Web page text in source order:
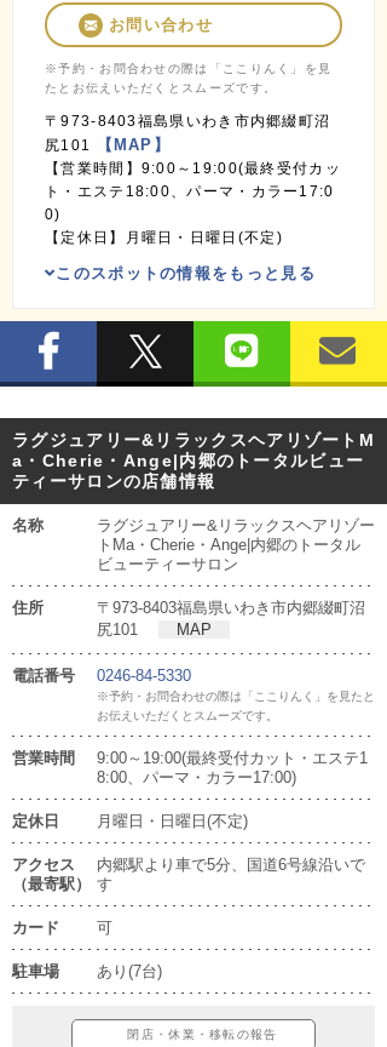
お問い合わせ
※予約・お問合わせの際は「ここりんく」を見
たとお伝えいただくとスムーズです。
〒973-8403福島県いわき市内郷綴町沼
尻101
【MAP】
【営業時間】9:00～19:00(最終受付カッ
ト・エステ18:00、パーマ・カラー17:0
0)
【定休日】月曜日・日曜日(不定)
このスポットの情報をもっと見る
ラグジュアリー&リラックスヘアリゾートM
a・Cherie・Ange|内郷のトータルビュー
ティーサロンの店舗情報
名称
ラグジュアリー&リラックスヘアリゾー
トMa・Cherie・Ange|内郷のトータル
ビューティーサロン
住所
〒973-8403福島県いわき市内郷綴町沼
尻101
MAP
電話番号 0246-84-5330
※予約・お問合わせの際は「ここりんく」を見たと
お伝えいただくとスムーズです。
営業時間
9:00～19:00(最終受付カット・エステ1
8:00、パーマ・カラー17:00)
定休日 月曜日・日曜日(不定)
アクセス
（最寄駅）
内郷駅より車で5分、国道6号線沿いで
す
カード 可
駐車場 あり(7台)
閉店・休業・移転の報告